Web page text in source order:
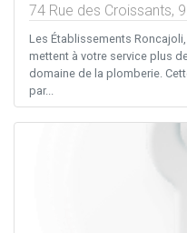
74 Rue des Croissants,
Les Établissements
mettent à votre service plus
domaine de la plomberie.
par...